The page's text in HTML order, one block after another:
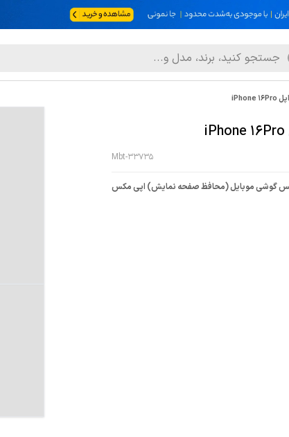
Mbt-33735
گوشی موبایل (محافظ صفحه نمایش) اپی مکس